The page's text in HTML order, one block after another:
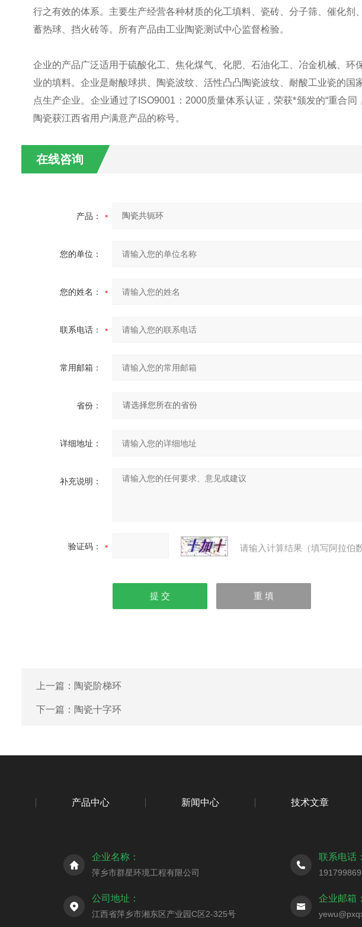
行之有效的体系。主要生产经营各种材质的化工填料、瓷砖、分子筛、催化剂
蓄热球、挡火砖等。所有产品由工业陶瓷测试中心监督检验。
企业的产品广泛适用于硫酸化工、焦化煤气、化肥、石油化工、冶金机械、
业的填料。企业是耐酸球拱、陶瓷波纹、活性凸凸陶瓷波纹、耐酸工业瓷的
点生产企业。企业通过了 ISO9001：2000质量体系认证，荣获*颁发的“重合同
陶瓷获江西省用户满意产品的称号。
在线咨询
产品：
您的单位：
您的姓名：
联系电话：
常用邮箱：
省份：
详细地址：
补充说明：
验证码： 请输入计算结果（填写阿拉伯
上一篇： 陶瓷阶梯环
下一篇： 陶瓷十字环
产品中心 新闻中心 技术文章
企业名称：
萍乡市群星环境工程有限公司
联系电话：
公司地址：
江西省萍乡市湘东区产业园C区2-325号
企业邮箱：